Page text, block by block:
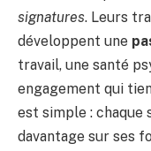
signatures. Leurs
développent une
travail, une santé
engagement qui
est simple : chaque
davantage sur ses